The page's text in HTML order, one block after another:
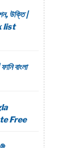
উক্তি |
list
বাংলা
Free